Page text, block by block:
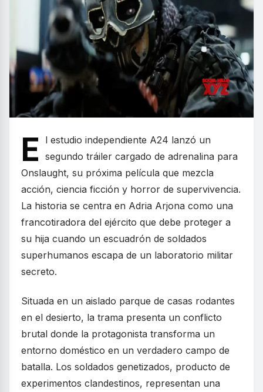
E
l estudio independiente A24 lanzó un
segundo tráiler cargado de adrenalina para
Onslaught, su próxima película que mezcla
acción, ciencia ficción y horror de supervivencia.
La historia se centra en Adria Arjona como una
francotiradora del ejército que debe proteger a
su hija cuando un escuadrón de soldados
superhumanos escapa de un laboratorio militar
secreto.
Situada en un aislado parque de casas rodantes
en el desierto, la trama presenta un conflicto
brutal donde la protagonista transforma un
entorno doméstico en un verdadero campo de
batalla. Los soldados genetizados, producto de
experimentos clandestinos, representan una